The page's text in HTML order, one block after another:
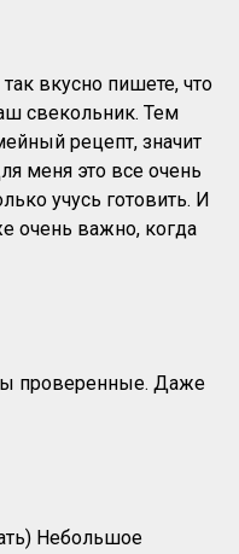
вкусно пишете, что
свекольник. Тем
рецепт, значит
меня это все очень
учусь готовить. И
очень важно, когда
проверенные. Даже
Небольшое